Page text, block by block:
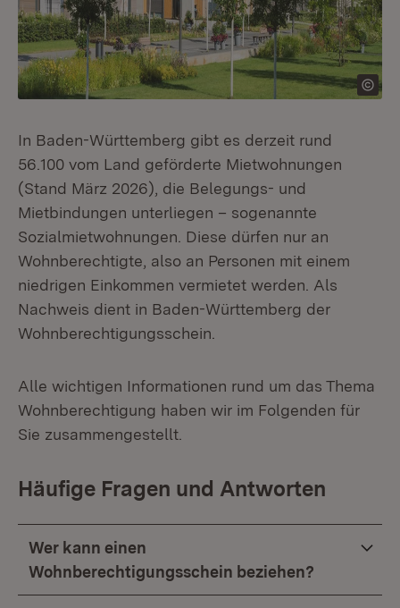
In Baden-Württemberg gibt es derzeit rund
56.100 vom Land geförderte Mietwohnungen
(Stand März 2026), die Belegungs- und
Mietbindungen unterliegen – sogenannte
Sozialmietwohnungen. Diese dürfen nur an
Wohnberechtigte, also an Personen mit einem
niedrigen Einkommen vermietet werden. Als
Nachweis dient in Baden-Württemberg der
Wohnberechtigungsschein.
Alle wichtigen Informationen rund um das Thema
Wohnberechtigung haben wir im Folgenden für
Sie zusammengestellt.
Häufige Fragen und Antworten
Wer kann einen
Wohnberechtigungsschein beziehen?